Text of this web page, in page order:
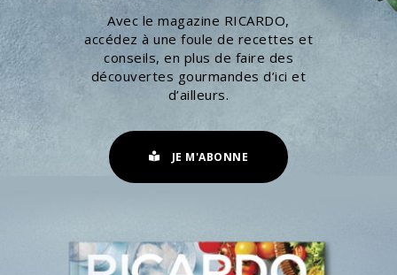
Avec le magazine RICARDO,
accédez à une foule de recettes et
conseils, en plus de faire des
découvertes gourmandes d’ici et
d’ailleurs.
JE M'ABONNE